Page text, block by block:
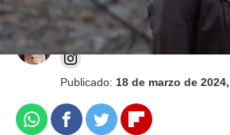
Laura Mayo
Publicado: 18 de marzo de
WhatsappFacebook
TwitterFlipboard